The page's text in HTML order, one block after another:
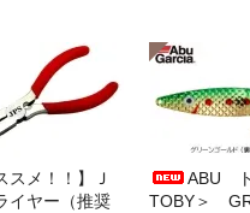
スメ！！】Ｊ
イヤー（推奨
ABU
TOBY＞